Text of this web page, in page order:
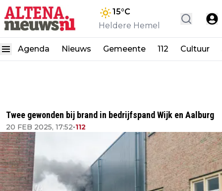
15°C
Heldere Hemel
Agenda Nieuws Gemeente 112 Cultuur
Twee gewonden bij brand in bedrijfspand Wijk en Aalburg
20 FEB 2025, 17:52•112